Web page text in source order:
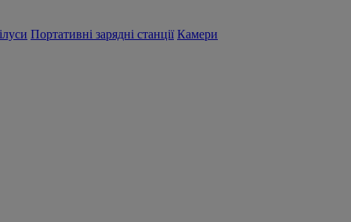
Портативні зарядні станції Камери